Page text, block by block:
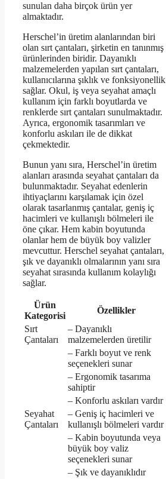
sunulan daha birçok ürün yer
almaktadır.
Herschel’in üretim alanlarından biri
olan sırt çantaları, şirketin en tanınmış
ürünlerinden biridir. Dayanıklı
malzemelerden yapılan sırt çantaları,
kullanıcılarına şıklık ve fonksiyonellik
sağlar. Okul, iş veya seyahat amaçlı
kullanım için farklı boyutlarda ve
renklerde sırt çantaları sunulmaktadır.
Ayrıca, ergonomik tasarımları ve
konforlu askıları ile de dikkat
çekmektedir.
Bunun yanı sıra, Herschel’in üretim
alanları arasında seyahat çantaları da
bulunmaktadır. Seyahat edenlerin
ihtiyaçlarını karşılamak için özel
olarak tasarlanmış çantalar, geniş iç
hacimleri ve kullanışlı bölmeleri ile
öne çıkar. Hem kabin boyutunda
olanlar hem de büyük boy valizler
mevcuttur. Herschel seyahat çantaları,
şık ve dayanıklı olmalarının yanı sıra
seyahat sırasında kullanım kolaylığı
sağlar.
Ürün
Kategorisi
Özellikler
Sırt
Çantaları
– Dayanıklı
malzemelerden üretilir
– Farklı boyut ve renk
seçenekleri sunar
– Ergonomik tasarıma
sahiptir
– Konforlu askıları vardır
Seyahat
Çantaları
– Geniş iç hacimleri ve
kullanışlı bölmeleri vardır
– Kabin boyutunda veya
büyük boy valiz
seçenekleri sunar
– Şık ve dayanıklıdır